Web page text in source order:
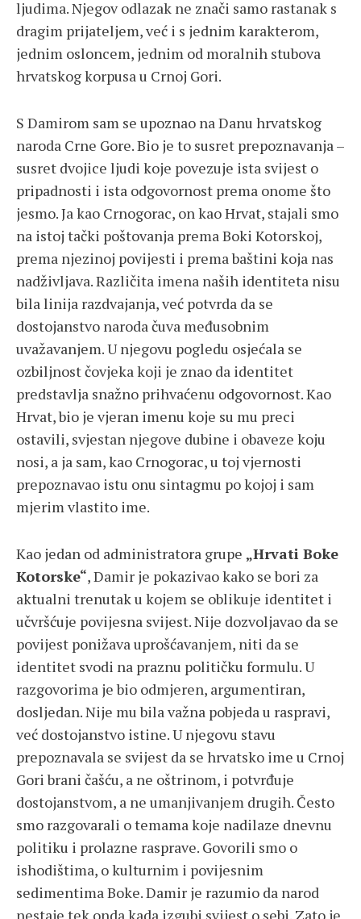
ljudima. Njegov odlazak ne znači samo rastanak s
dragim prijateljem, već i s jednim karakterom,
jednim osloncem, jednim od moralnih stubova
hrvatskog korpusa u Crnoj Gori.
S Damirom sam se upoznao na Danu hrvatskog
naroda Crne Gore. Bio je to susret prepoznavanja –
susret dvojice ljudi koje povezuje ista svijest o
pripadnosti i ista odgovornost prema onome što
jesmo. Ja kao Crnogorac, on kao Hrvat, stajali smo
na istoj tački poštovanja prema Boki Kotorskoj,
prema njezinoj povijesti i prema baštini koja nas
nadživljava. Različita imena naših identiteta nisu
bila linija razdvajanja, već potvrda da se
dostojanstvo naroda čuva međusobnim
uvažavanjem. U njegovu pogledu osjećala se
ozbiljnost čovjeka koji je znao da identitet
predstavlja snažno prihvaćenu odgovornost. Kao
Hrvat, bio je vjeran imenu koje su mu preci
ostavili, svjestan njegove dubine i obaveze koju
nosi, a ja sam, kao Crnogorac, u toj vjernosti
prepoznavao istu onu sintagmu po kojoj i sam
mjerim vlastito ime.
Kao jedan od administratora grupe „Hrvati Boke
Kotorske“, Damir je pokazivao kako se bori za
aktualni trenutak u kojem se oblikuje identitet i
učvršćuje povijesna svijest. Nije dozvoljavao da se
povijest ponižava uprošćavanjem, niti da se
identitet svodi na praznu političku formulu. U
razgovorima je bio odmjeren, argumentiran,
dosljedan. Nije mu bila važna pobjeda u raspravi,
već dostojanstvo istine. U njegovu stavu
prepoznavala se svijest da se hrvatsko ime u Crnoj
Gori brani čašću, a ne oštrinom, i potvrđuje
dostojanstvom, a ne umanjivanjem drugih. Često
smo razgovarali o temama koje nadilaze dnevnu
politiku i prolazne rasprave. Govorili smo o
ishodištima, o kulturnim i povijesnim
sedimentima Boke. Damir je razumio da narod
nestaje tek onda kada izgubi svijest o sebi. Zato je